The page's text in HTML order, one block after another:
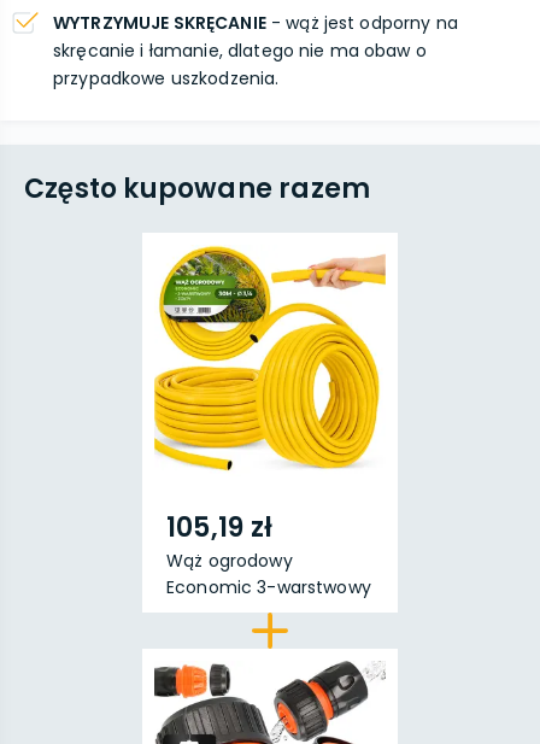
WYTRZYMUJE SKRĘCANIE- wąż jest odporny na
skręcanie i łamanie, dlatego nie ma obaw o
przypadkowe uszkodzenia.
Często kupowane razem
105,19 zł
Wąż ogrodowy
Economic 3-warstwowy
Żółty ...